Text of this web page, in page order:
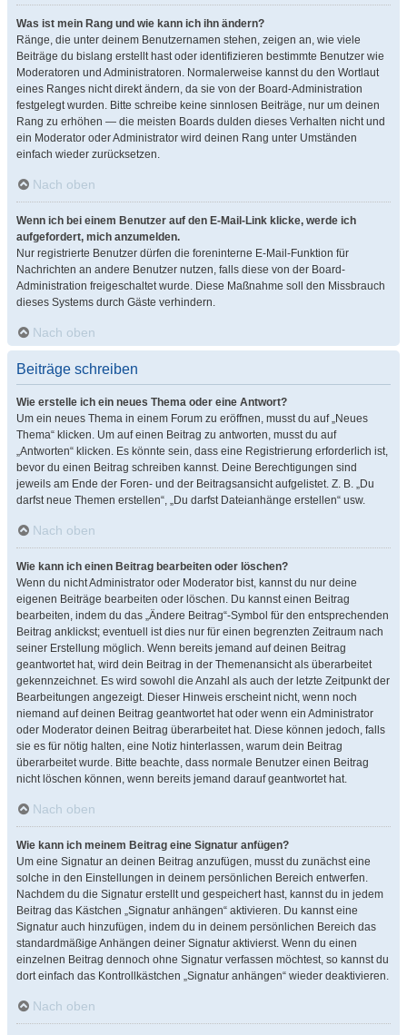
Was ist mein Rang und wie kann ich ihn ändern?
Ränge, die unter deinem Benutzernamen stehen, zeigen an, wie viele
Beiträge du bislang erstellt hast oder identifizieren bestimmte Benutzer wie
Moderatoren und Administratoren. Normalerweise kannst du den Wortlaut
eines Ranges nicht direkt ändern, da sie von der Board-Administration
festgelegt wurden. Bitte schreibe keine sinnlosen Beiträge, nur um deinen
Rang zu erhöhen — die meisten Boards dulden dieses Verhalten nicht und
ein Moderator oder Administrator wird deinen Rang unter Umständen
einfach wieder zurücksetzen.
Nach oben
Wenn ich bei einem Benutzer auf den E-Mail-Link klicke, werde ich
aufgefordert, mich anzumelden.
Nur registrierte Benutzer dürfen die foreninterne E-Mail-Funktion für
Nachrichten an andere Benutzer nutzen, falls diese von der Board-
Administration freigeschaltet wurde. Diese Maßnahme soll den Missbrauch
dieses Systems durch Gäste verhindern.
Nach oben
Beiträge schreiben
Wie erstelle ich ein neues Thema oder eine Antwort?
Um ein neues Thema in einem Forum zu eröffnen, musst du auf „Neues
Thema“ klicken. Um auf einen Beitrag zu antworten, musst du auf
„Antworten“ klicken. Es könnte sein, dass eine Registrierung erforderlich ist,
bevor du einen Beitrag schreiben kannst. Deine Berechtigungen sind
jeweils am Ende der Foren- und der Beitragsansicht aufgelistet. Z. B. „Du
darfst neue Themen erstellen“, „Du darfst Dateianhänge erstellen“ usw.
Nach oben
Wie kann ich einen Beitrag bearbeiten oder löschen?
Wenn du nicht Administrator oder Moderator bist, kannst du nur deine
eigenen Beiträge bearbeiten oder löschen. Du kannst einen Beitrag
bearbeiten, indem du das „Ändere Beitrag“-Symbol für den entsprechenden
Beitrag anklickst; eventuell ist dies nur für einen begrenzten Zeitraum nach
seiner Erstellung möglich. Wenn bereits jemand auf deinen Beitrag
geantwortet hat, wird dein Beitrag in der Themenansicht als überarbeitet
gekennzeichnet. Es wird sowohl die Anzahl als auch der letzte Zeitpunkt der
Bearbeitungen angezeigt. Dieser Hinweis erscheint nicht, wenn noch
niemand auf deinen Beitrag geantwortet hat oder wenn ein Administrator
oder Moderator deinen Beitrag überarbeitet hat. Diese können jedoch, falls
sie es für nötig halten, eine Notiz hinterlassen, warum dein Beitrag
überarbeitet wurde. Bitte beachte, dass normale Benutzer einen Beitrag
nicht löschen können, wenn bereits jemand darauf geantwortet hat.
Nach oben
Wie kann ich meinem Beitrag eine Signatur anfügen?
Um eine Signatur an deinen Beitrag anzufügen, musst du zunächst eine
solche in den Einstellungen in deinem persönlichen Bereich entwerfen.
Nachdem du die Signatur erstellt und gespeichert hast, kannst du in jedem
Beitrag das Kästchen „Signatur anhängen“ aktivieren. Du kannst eine
Signatur auch hinzufügen, indem du in deinem persönlichen Bereich das
standardmäßige Anhängen deiner Signatur aktivierst. Wenn du einen
einzelnen Beitrag dennoch ohne Signatur verfassen möchtest, so kannst du
dort einfach das Kontrollkästchen „Signatur anhängen“ wieder deaktivieren.
Nach oben